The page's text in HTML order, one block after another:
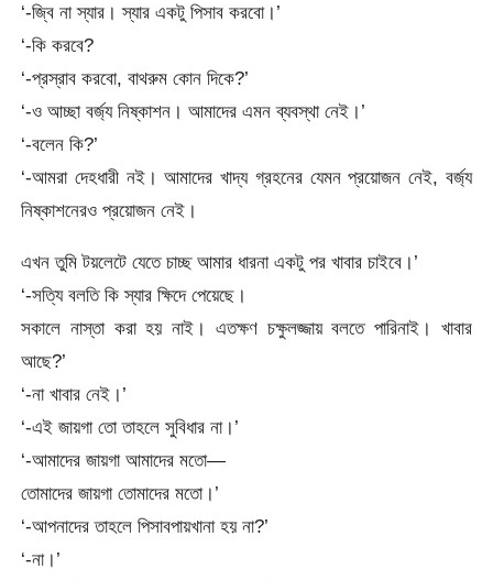
‘-জ্বি না স্যার। স্যার একটু পিসাব করবো।’
‘-কি করবে?
‘-প্রস্রাব করবো, বাথরুম কোন দিকে?’
‘-ও আচ্ছা বর্জ্য নিষ্কাশন। আমাদের এমন ব্যবস্থা নেই।’
‘-বলেন কি?’
‘-আমরা দেহধারী নই। আমাদের খাদ্য গ্রহনের যেমন প্রয়োজন নেই, বর্জ্য
নিষ্কাশনেরও প্রয়োজন নেই।
এখন তুমি টয়লেটে যেতে চাচ্ছ আমার ধারনা একটু পর খাবার চাইবে।’
‘-সত্যি বলতি কি স্যার ক্ষিদে পেয়েছে।
সকালে নাস্তা করা হয় নাই। এতক্ষণ চক্ষুলজ্জায় বলতে পারিনাই। খাবার
আছে?’
‘-না খাবার নেই।’
‘-এই জায়গা তো তাহলে সুবিধার না।’
‘-আমাদের জায়গা আমাদের মতো—
তোমাদের জায়গা তোমাদের মতো।’
‘-আপনাদের তাহলে পিসাবপায়খানা হয় না?’
‘-না।’